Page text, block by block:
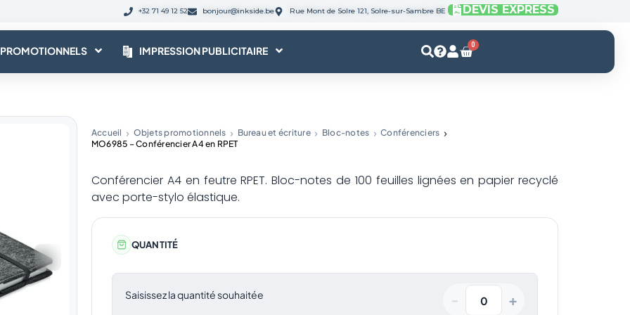
+32 71 49 12 52 bonjour@inkside.be Rue Mont de Solre 121, Solre-sur-Sambre BE DEVIS EXPRESS
IMPRESSION PUBLICITAIRE 0
Panier
Accueil Objets promotionnels Bureau et écriture Bloc-notes
Conférenciers
MO6985 – Conférencier A4 en RPET
Conférencier A4 en feutre RPET. Bloc-notes de 100 feuilles lignées en papier recyclé
avec porte-stylo élastique.
QUANTITÉ
Saisissez la quantité souhaitée − +